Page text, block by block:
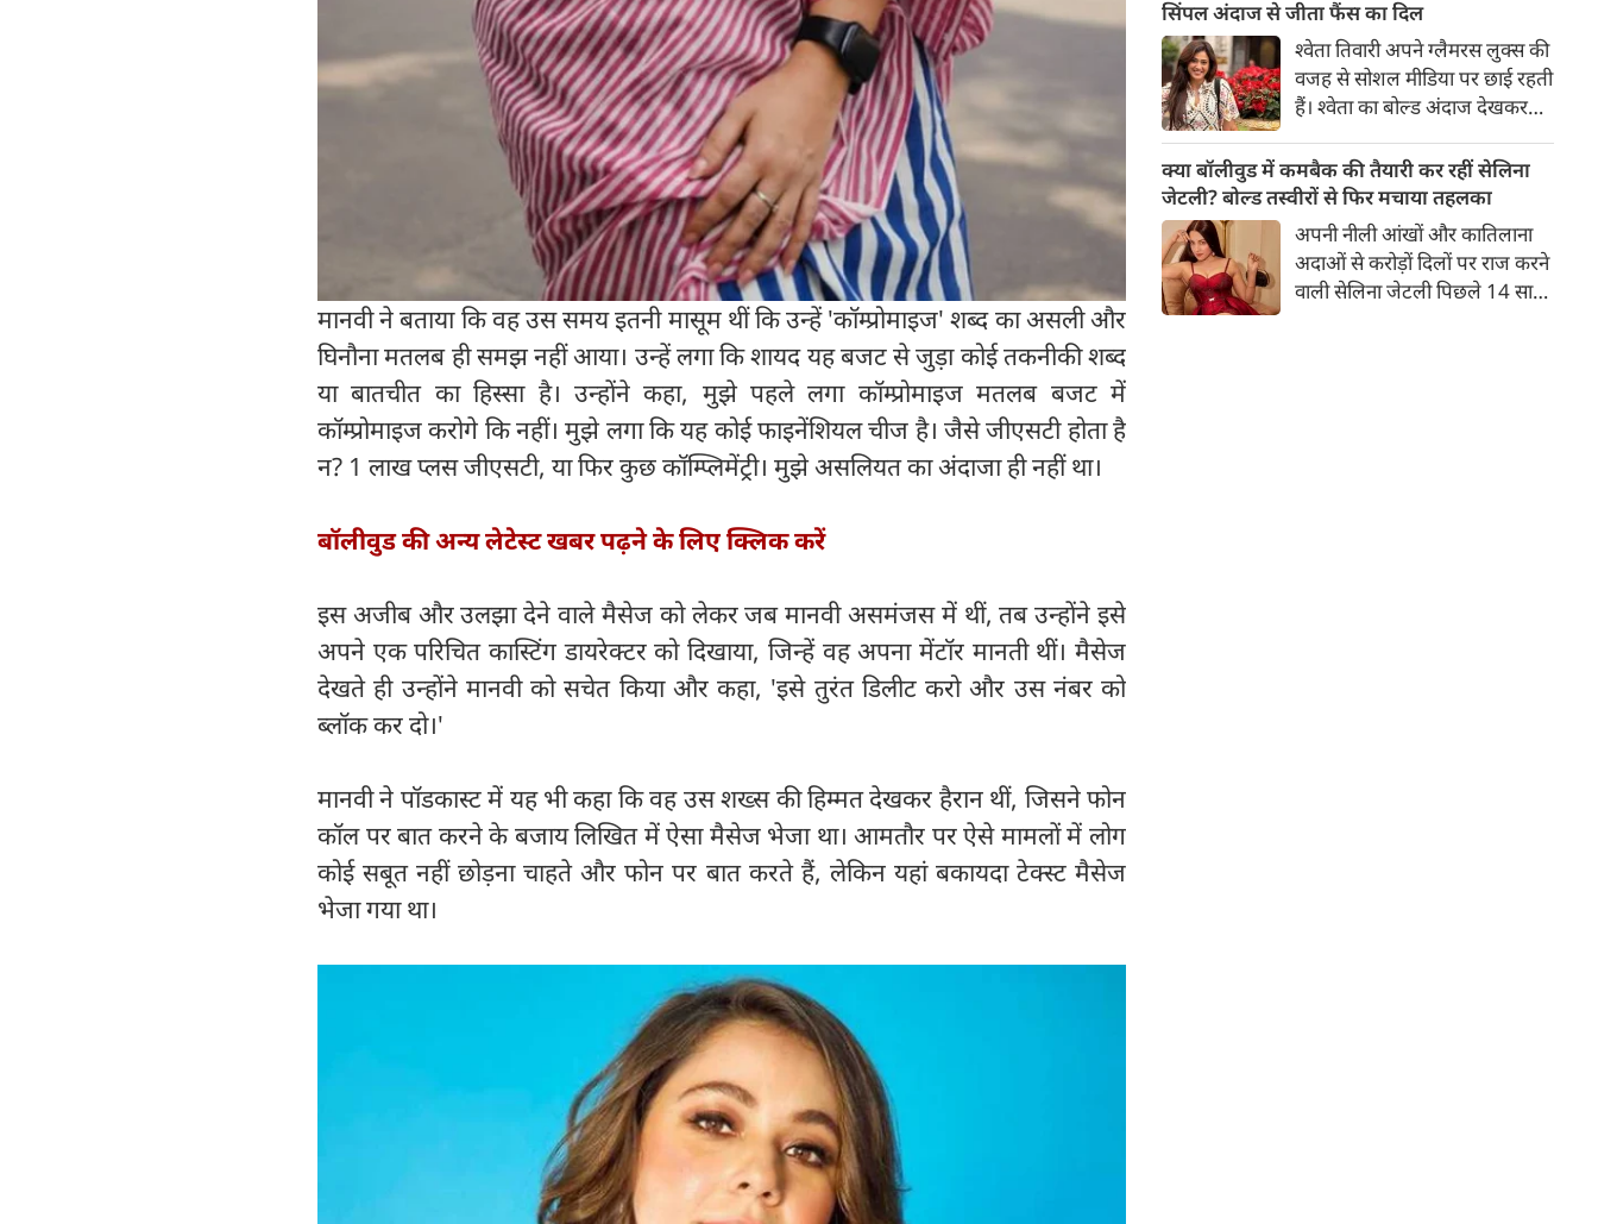
मानवी ने बताया कि वह उस समय इतनी मासूम थीं कि उन्हें 'कॉम्प्रोमाइज' शब्द का असली और
घिनौना मतलब ही समझ नहीं आया। उन्हें लगा कि शायद यह बजट से जुड़ा कोई तकनीकी शब्द
या बातचीत का हिस्सा है। उन्होंने कहा, मुझे पहले लगा कॉम्प्रोमाइज मतलब बजट में
कॉम्प्रोमाइज करोगे कि नहीं। मुझे लगा कि यह कोई फाइनेंशियल चीज है। जैसे जीएसटी होता है
न? 1 लाख प्लस जीएसटी, या फिर कुछ कॉम्प्लिमेंट्री। मुझे असलियत का अंदाजा ही नहीं था।
बॉलीवुड की अन्य लेटेस्ट खबर पढ़ने के लिए क्लिक करें
इस अजीब और उलझा देने वाले मैसेज को लेकर जब मानवी असमंजस में थीं, तब उन्होंने इसे
अपने एक परिचित कास्टिंग डायरेक्टर को दिखाया, जिन्हें वह अपना मेंटॉर मानती थीं। मैसेज
देखते ही उन्होंने मानवी को सचेत किया और कहा, 'इसे तुरंत डिलीट करो और उस नंबर को
ब्लॉक कर दो।'
मानवी ने पॉडकास्ट में यह भी कहा कि वह उस शख्स की हिम्मत देखकर हैरान थीं, जिसने फोन
कॉल पर बात करने के बजाय लिखित में ऐसा मैसेज भेजा था। आमतौर पर ऐसे मामलों में लोग
कोई सबूत नहीं छोड़ना चाहते और फोन पर बात करते हैं, लेकिन यहां बकायदा टेक्स्ट मैसेज
भेजा गया था।
इस बार निक्की ने मरून कलर की
साड़ी में अपनी कुछ सुपर सिजलिंग
तस्वीरें शेयर की है। खूबसूरत शिमरी
साड़ी में निक्की की अदाएं देखने
लायक है।
सिंपल अंदाज से जीता फैंस का दिल
श्वेता तिवारी अपने ग्लैमरस लुक्स की
वजह से सोशल मीडिया पर छाई रहती
हैं। श्वेता का बोल्ड अंदाज देखकर
बच्चों की मां हैं। 45 साल की श्वेता
तिवारी की तस्वीरों पर फैंस जमकर
प्यार लुटाते हैं। इस बार श्वेता तिवारी
ने वेकेशन से अपनी कुछ तस्वीरें शेयर
की है।
क्या बॉलीवुड में कमबैक की तैयारी कर रहीं सेलिना
जेटली? बोल्ड तस्वीरों से फिर मचाया तहलका
अपनी नीली आंखों और कातिलाना
अदाओं से करोड़ों दिलों पर राज करने
वाली सेलिना जेटली पिछले 14 साल